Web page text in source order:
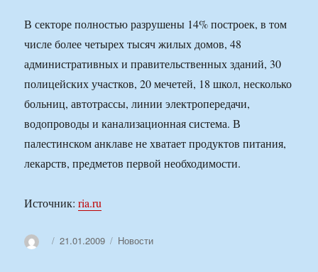
В секторе полностью разрушены 14% построек, в том
числе более четырех тысяч жилых домов, 48
административных и правительственных зданий, 30
полицейских участков, 20 мечетей, 18 школ, несколько
больниц, автотрассы, линии электропередачи,
водопроводы и канализационная система. В
палестинском анклаве не хватает продуктов питания,
лекарств, предметов первой необходимости.
Источник:ria.ru
АвторОпубликовано
21.01.2009 Рубрики
Новости